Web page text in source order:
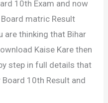
10th Exam and now
matric Result
are thinking that Bihar
Kaise Kare then
step in full details that
10th Result and